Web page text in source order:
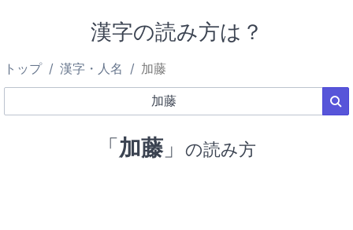
漢字の読み方は？
トップ 漢字・人名 加藤
「加藤」 の読み方